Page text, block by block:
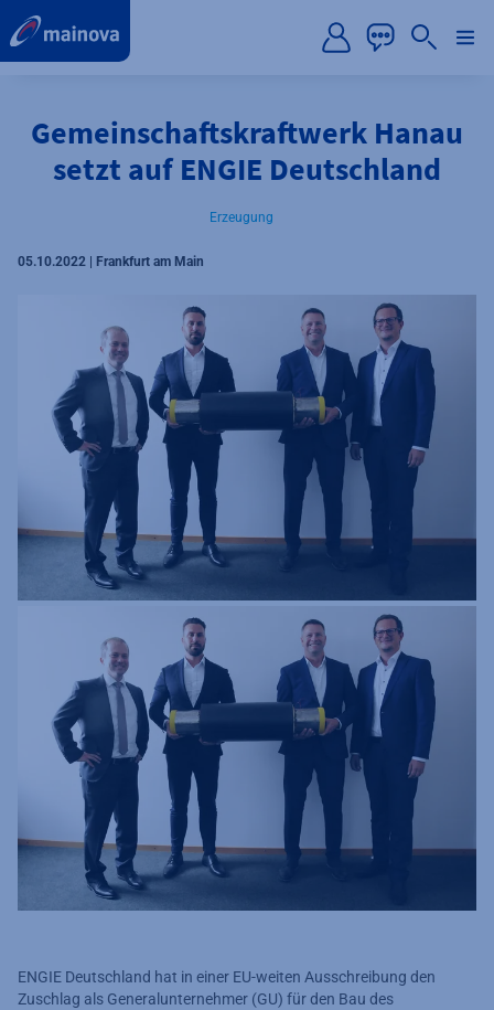
Gemeinschaftskraftwerk Hanau
setzt auf ENGIE Deutschland
Erzeugung
05.10.2022 | Frankfurt am Main
ENGIE Deutschland hat in einer EU-weiten Ausschreibung den
Zuschlag als Generalunternehmer (GU) für den Bau des